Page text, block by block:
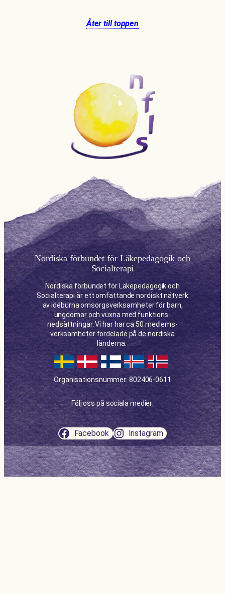
Åter till toppen
Nordiska förbundet för Läkepedagogik och
Socialterapi
Nordiska förbundet för Läkepe­dagogik och
Social­terapi är ett omfattande nordiskt nätverk
av idéburna omsorgs­verksam­heter för barn,
ungdomar och vuxna med funktions­
nedsättningar. Vi har har ca 50 medlems­
verksamheter fördelade på de nordiska
länderna.
Organisationsnummer: 802406-0611
Följ oss på sociala medier:
Facebook Instagram